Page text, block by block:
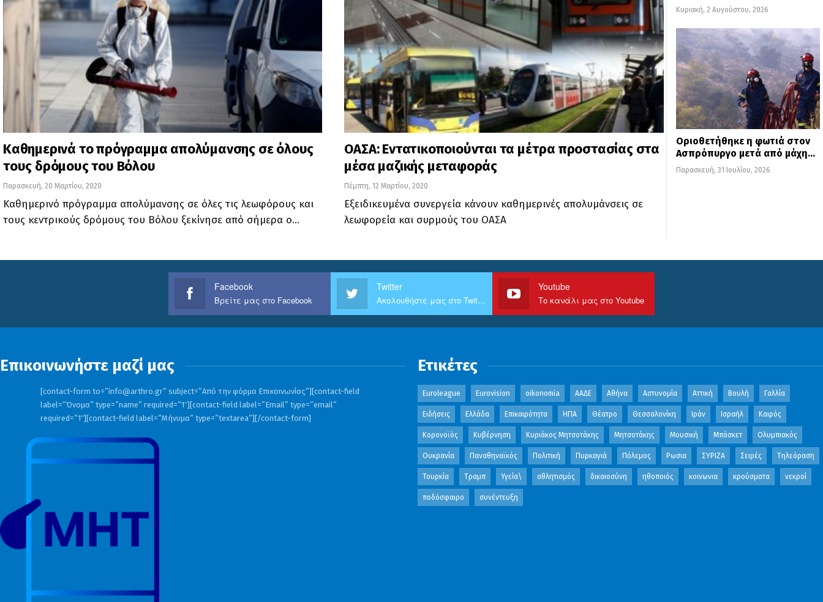
Καθημερινά το πρόγραμμα απολύμανσης σε όλους
τους δρόμους του Βόλου
Παρασκευή, 20 Μαρτίου, 2020
Καθημερινό πρόγραμμα απολύμανσης σε όλες τις λεωφόρους και
τους κεντρικούς δρόμους του Βόλου ξεκίνησε από σήμερα ο…
ΟΑΣΑ: Εντατικοποιούνται τα μέτρα προστασίας στα
μέσα μαζικής μεταφοράς
Πέμπτη, 12 Μαρτίου, 2020
Εξειδικευμένα συνεργεία κάνουν καθημερινές απολυμάνσεις σε
λεωφορεία και συρμούς του ΟΑΣΑ
Κυριακή, 2 Αυγούστου, 2026
Οριοθετήθηκε η φωτιά στον
Ασπρόπυργο μετά από μάχη…
Παρασκευή, 31 Ιουλίου, 2026
Facebook
Βρείτε μας στο Facebook
Twitter
Ακολουθήστε μας στο Twitter
Youtube
Το κανάλι μας στο Youtube
Επικοινωνήστε μαζί μας
[contact-form to=”info@arthro.gr” subject=”Από την φόρμα Επικοινωνίας”][contact-field
label=”Όνομα” type=”name” required=”1″][contact-field label=”Email” type=”email”
required=”1″][contact-field label=”Μήνυμα” type=”textarea”][/contact-form]
Ετικέτες
Euroleague Eurovision oikonomia ΑΑΔΕ Αθήνα Αστυνομία Αττική Βουλή Γαλλία
Ειδήσεις Ελλάδα Επικαιρότητα ΗΠΑ Θέατρο Θεσσαλονίκη Ιράν Ισραήλ Καιρός
Κορονοϊός Κυβέρνηση Κυριάκος Μητσοτάκης Μητσοτάκης Μουσική Μπάσκετ Ολυμπιακός
Ουκρανία Παναθηναϊκός Πολιτική Πυρκαγιά Πόλεμος Ρωσια ΣΥΡΙΖΑ Σειρές Τηλεόραση
Τουρκία Τραμπ Υγεία\ αθλητισμός δικαιοσύνη ηθοποιός κοινωνια κρούσματα νεκροί
ποδόσφαιρο συνέντευξη